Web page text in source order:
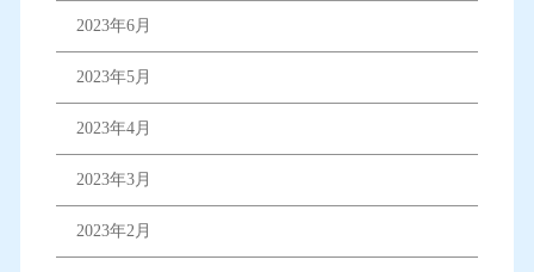
2023年6月
2023年5月
2023年4月
2023年3月
2023年2月